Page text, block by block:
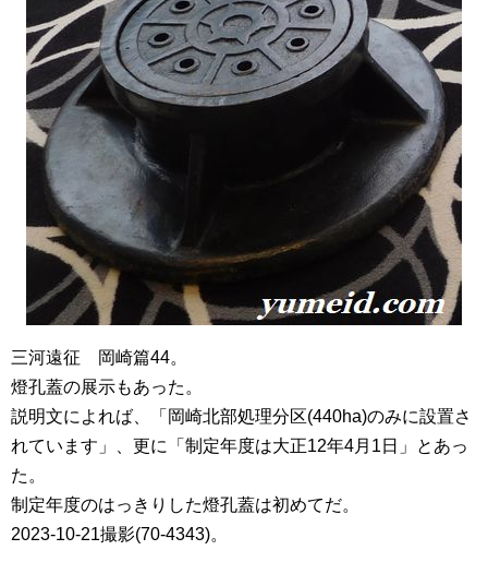
三河遠征 岡崎篇44。
燈孔蓋の展示もあった。
説明文によれば、「岡崎北部処理分区(440ha)のみに設置さ
れています」、更に「制定年度は大正12年4月1日」とあっ
た。
制定年度のはっきりした燈孔蓋は初めてだ。
2023-10-21撮影(70-4343)。